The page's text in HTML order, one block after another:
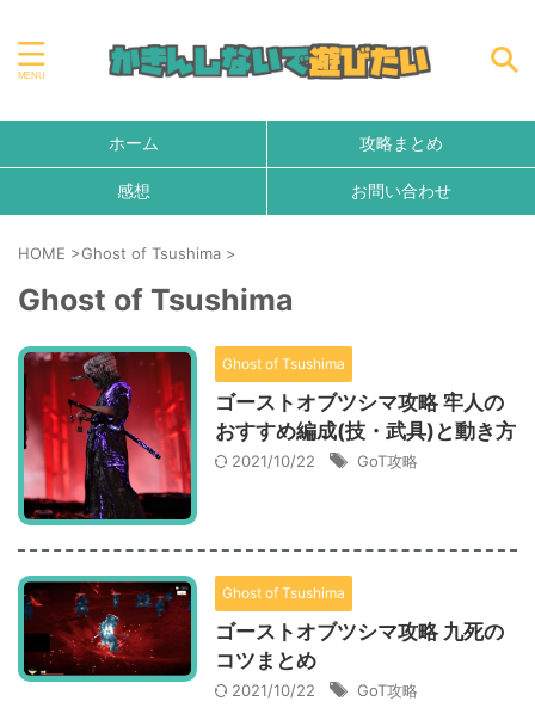
ホーム 攻略まとめ
感想 お問い合わせ
HOME >Ghost of Tsushima >
Ghost of Tsushima
Ghost of Tsushima
ゴーストオブツシマ攻略 牢人の
おすすめ編成(技・武具)と動き方
2021/10/22 GoT攻略
Ghost of Tsushima
ゴーストオブツシマ攻略 九死の
コツまとめ
2021/10/22 GoT攻略